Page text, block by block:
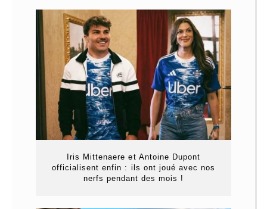
Iris Mittenaere et Antoine Dupont
officialisent enfin : ils ont joué avec nos
nerfs pendant des mois !